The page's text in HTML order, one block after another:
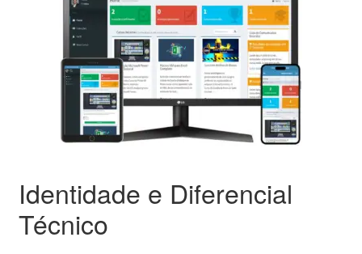
Identidade e Diferencial
Técnico